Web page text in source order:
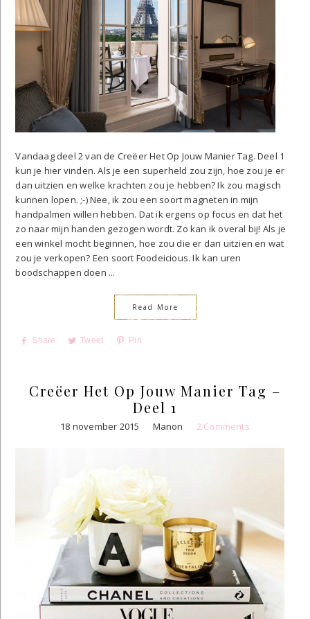
Vandaag deel 2 van de Creëer Het Op Jouw Manier Tag. Deel 1
kun je hier vinden. Als je een superheld zou zijn, hoe zou je er
dan uitzien en welke krachten zou je hebben? Ik zou magisch
kunnen lopen. ;-) Nee, ik zou een soort magneten in mijn
handpalmen willen hebben. Dat ik ergens op focus en dat het
zo naar mijn handen gezogen wordt. Zo kan ik overal bij! Als je
een winkel mocht beginnen, hoe zou die er dan uitzien en wat
zou je verkopen? Een soort Foodeicious. Ik kan uren
boodschappen doen ...
Read More
Share Tweet Pin
Creëer Het Op Jouw Manier Tag –
Deel 1
18 november 2015 Manon 2 Comments